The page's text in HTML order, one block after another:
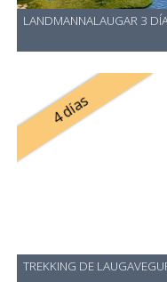
LANDMANNALAUGAR 3
4 días
TREKKING DE